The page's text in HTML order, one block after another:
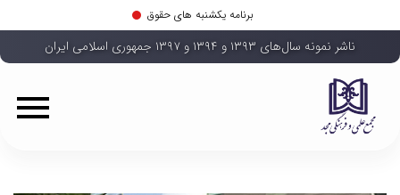
برنامه یکشنبه های حقوق
ناشر نمونه سال‌های ۱۳۹۳ و ۱۳۹۴ و ۱۳۹۷ جمهوری اسلامی ایران